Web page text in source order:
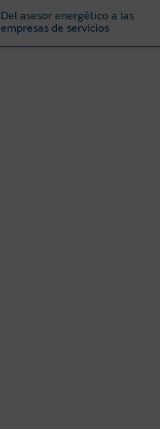
Del asesor energético a las
empresas de servicios